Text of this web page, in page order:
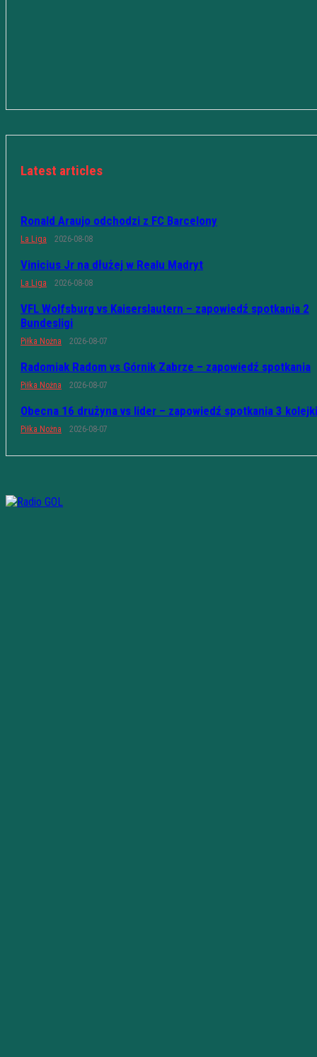
Latest articles
Ronald Araujo odchodzi z FC Barcelony
La Liga 2026-08-08
Vinicius Jr na dłużej w Realu Madryt
La Liga 2026-08-08
VFL Wolfsburg vs Kaiserslautern – zapowiedź spotkania 2
Bundesligi
Piłka Nożna 2026-08-07
Radomiak Radom vs Górnik Zabrze – zapowiedź spotkania
Piłka Nożna 2026-08-07
Obecna 16 drużyna vs lider – zapowiedź spotkania 3 kolejki
Piłka Nożna 2026-08-07